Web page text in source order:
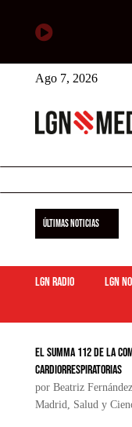

Ago 7, 2026
ÚLTIMAS NOTICIAS
LGN Radio LGN
El SUMMA 112 de la
cardiorrespiratorias
por Beatriz Fernández
Madrid, Salud y